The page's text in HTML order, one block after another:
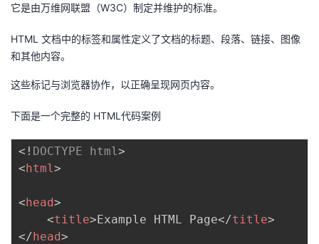
它是由万维网联盟（W3C）制定并维护的标准。
HTML 文档中的标签和属性定义了文档的标题、段落、链接、图像
和其他内容。
这些标记与浏览器协作，以正确呈现网页内容。
下面是一个完整的 HTML代码案例
<! DOCTYPE html>
<html>
<head>
<title>Example HTML Page</title>
</head>